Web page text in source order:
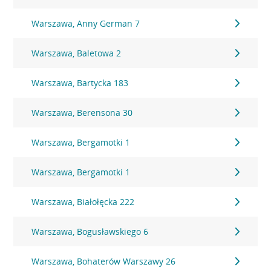
Warszawa, Anny German 7
Warszawa, Baletowa 2
Warszawa, Bartycka 183
Warszawa, Berensona 30
Warszawa, Bergamotki 1
Warszawa, Bergamotki 1
Warszawa, Białołęcka 222
Warszawa, Bogusławskiego 6
Warszawa, Bohaterów Warszawy 26